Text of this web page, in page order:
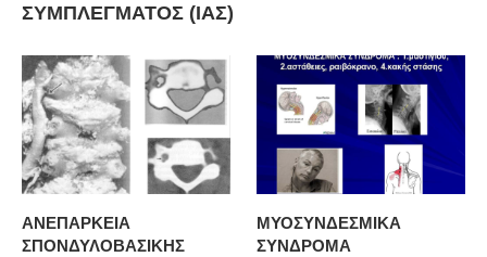
ΣΥΜΠΛΕΓΜΑΤΟΣ (ΙΑΣ)
ΑΝΕΠΑΡΚΕΙΑ
ΣΠΟΝΔΥΛΟΒΑΣΙΚΗΣ
ΜΥΟΣΥΝΔΕΣΜΙΚΑ
ΣΥΝΔΡΟΜΑ